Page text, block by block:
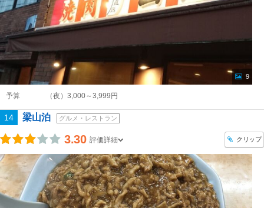
9
予算 （夜）3,000～3,999円
14 梁山泊 グルメ・レストラン
3.30 評価詳細 クリップ